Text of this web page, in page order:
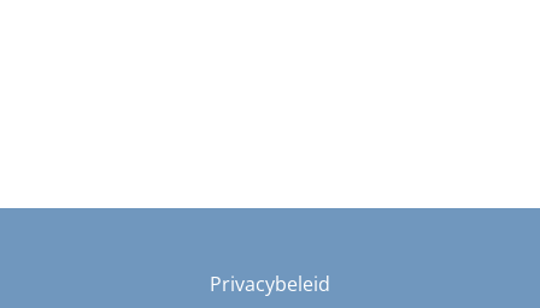
Privacybeleid